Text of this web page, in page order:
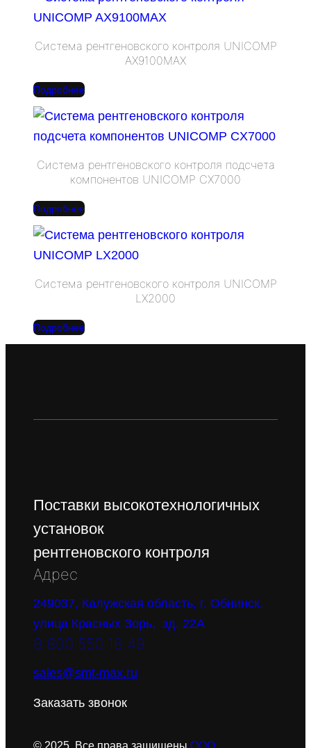
Система рентгеновского контроля UNICOMP
AX9100MAX
Подробнее
Система рентгеновского контроля подсчета
компонентов UNICOMP CX7000
Подробнее
Система рентгеновского контроля UNICOMP
LX2000
Подробнее
Поставки высокотехнологичных
установок
рентгеновского контроля
Адрес
249037, Калужская область, г. Обнинск,
улица Красных Зорь, зд. 22А
8 800 550 16 49
sales@smt-max.ru
Заказать звонок
© 2025. Все права защищеныООО